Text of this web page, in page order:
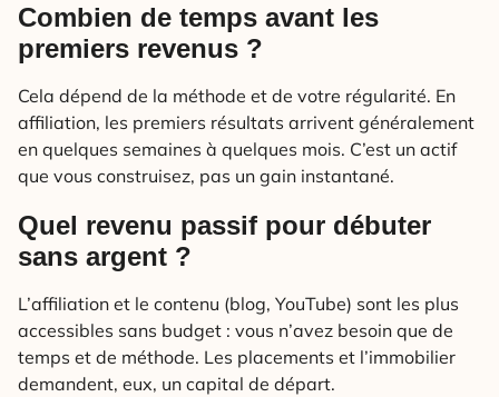
Combien de temps avant les
premiers revenus ?
Cela dépend de la méthode et de votre régularité. En
affiliation, les premiers résultats arrivent généralement
en quelques semaines à quelques mois. C’est un actif
que vous construisez, pas un gain instantané.
Quel revenu passif pour débuter
sans argent ?
L’affiliation et le contenu (blog, YouTube) sont les plus
accessibles sans budget : vous n’avez besoin que de
temps et de méthode. Les placements et l’immobilier
demandent, eux, un capital de départ.